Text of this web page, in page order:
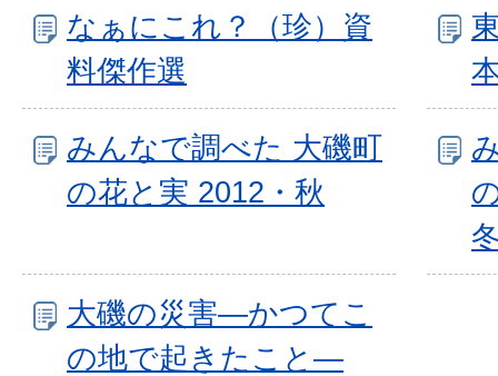
なぁにこれ？（珍）資
料傑作選
みんなで調べた 大磯町
の花と実 2012・秋
大磯の災害―かつてこ
の地で起きたこと―